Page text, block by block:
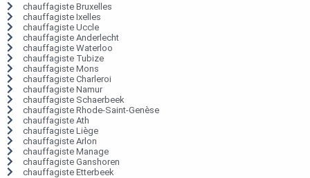
chauffagiste Bruxelles
chauffagiste Ixelles
chauffagiste Uccle
chauffagiste Anderlecht
chauffagiste Waterloo
chauffagiste Tubize
chauffagiste Mons
chauffagiste Charleroi
chauffagiste Namur
chauffagiste Schaerbeek
chauffagiste Rhode-Saint-Genèse
chauffagiste Ath
chauffagiste Liège
chauffagiste Arlon
chauffagiste Manage
chauffagiste Ganshoren
chauffagiste Etterbeek